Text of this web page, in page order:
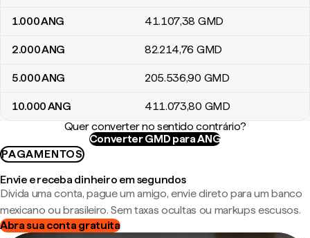
1.000ANG 41.107,38 GMD
2.000ANG 82.214,76 GMD
5.000ANG 205.536,90 GMD
10.000ANG 411.073,80 GMD
Quer converter no sentido contrário?
Converter GMD para ANG
PAGAMENTOS
Envie e receba dinheiro em segundos
Divida uma conta, pague um amigo, envie direto para um banco
mexicano ou brasileiro. Sem taxas ocultas ou markups escusos.
Abra sua conta gratuita